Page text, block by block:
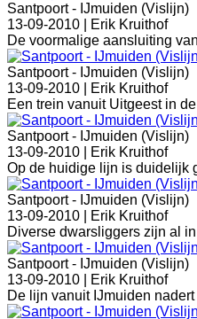
Santpoort - IJmuiden (Vislijn)
13-09-2010 |
Erik Kruithof
De voormalige aansluiting
Santpoort - IJmuiden (Vislijn)
13-09-2010 |
Erik Kruithof
Een trein vanuit Uitgeest in
Santpoort - IJmuiden (Vislijn)
13-09-2010 |
Erik Kruithof
Op de huidige lijn is duidelijk
Santpoort - IJmuiden (Vislijn)
13-09-2010 |
Erik Kruithof
Diverse dwarsliggers zijn al
Santpoort - IJmuiden (Vislijn)
13-09-2010 |
Erik Kruithof
De lijn vanuit IJmuiden